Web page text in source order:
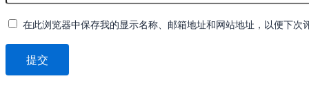
在此浏览器中保存我的显示名称、邮箱地址和网站地址，以便下次